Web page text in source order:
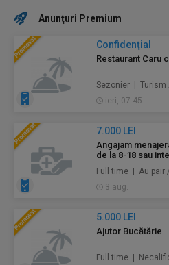
Anunţuri Premium
Confidenţial
Restaurant Caru
Sezonier | Turism
ieri, 07:45
7.000 LEI
Angajam
de la 8-18 sau
Full time | Au pair
3 aug.
5.000 LEI
Ajutor Bucătărie